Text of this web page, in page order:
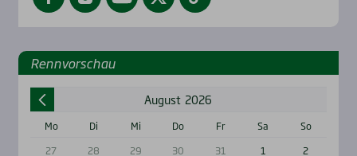
Renn­vor­schau
August 2026
Mo Di Mi Do Fr Sa
So
27
28 29 30 31 1
2